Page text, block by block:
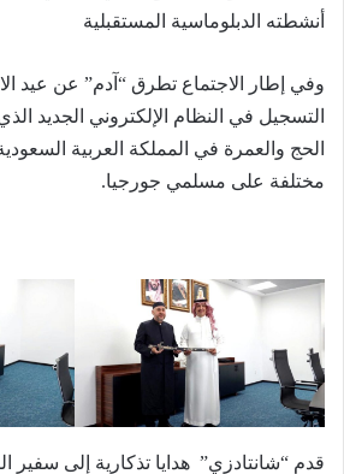
أنشطته الدبلوماسية المستقبلية
وفي إطار الاجتماع تطرق “آدم” عن عيد
التسجيل في النظام الإلكتروني الجديد
الحج والعمرة في المملكة العربية
مختلفة على مسلمي جورجيا.
قدم “شانتادزي” هدايا تذكارية إلى سفير